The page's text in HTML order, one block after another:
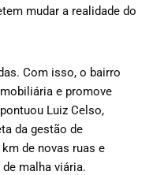
mudar a realidade do
Com isso, o bairro
e promove
Luiz Celso,
da gestão de
de novas ruas e
malha viária.